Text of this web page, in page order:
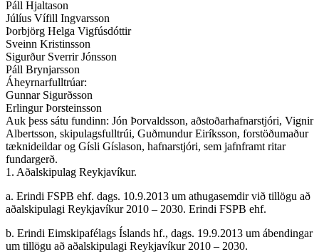
Páll Hjaltason
Júlíus Vífill Ingvarsson
Þorbjörg Helga Vigfúsdóttir
Sveinn Kristinsson
Sigurður Sverrir Jónsson
Páll Brynjarsson
Áheyrnarfulltrúar:
Gunnar Sigurðsson
Erlingur Þorsteinsson
Auk þess sátu fundinn: Jón Þorvaldsson, aðstoðarhafnarstjóri, Vignir
Albertsson, skipulagsfulltrúi, Guðmundur Eiríksson, forstöðumaður
tæknideildar og Gísli Gíslason, hafnarstjóri, sem jafnframt ritar
fundargerð.
1. Aðalskipulag Reykjavíkur.
a. Erindi FSPB ehf. dags. 10.9.2013 um athugasemdir við tillögu að
aðalskipulagi Reykjavíkur 2010 – 2030. Erindi FSPB ehf.
b. Erindi Eimskipafélags Íslands hf., dags. 19.9.2013 um ábendingar
um tillögu að aðalskipulagi Reykjavíkur 2010 – 2030.